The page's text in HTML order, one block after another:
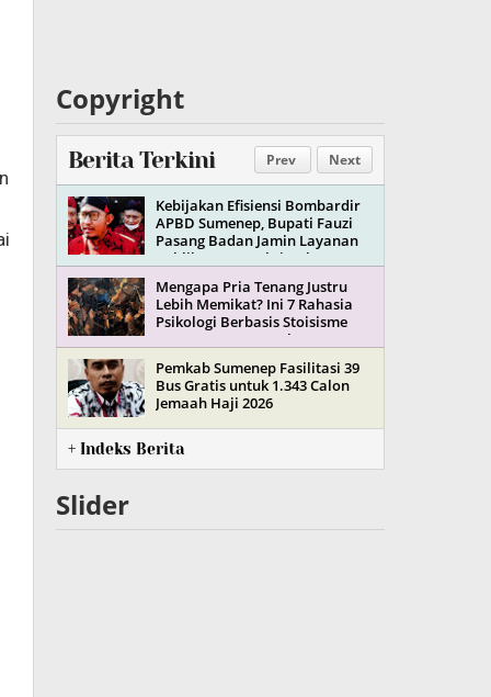
Copyright
Prev Next
Berita Terkini
Kebijakan Efisiensi Bombardir
APBD Sumenep, Bupati Fauzi
Pasang Badan Jamin Layanan
Publik Tetap Maksimal
Mengapa Pria Tenang Justru
Lebih Memikat? Ini 7 Rahasia
Psikologi Berbasis Stoisisme
yang Jarang Terungkap
Pemkab Sumenep Fasilitasi 39
Bus Gratis untuk 1.343 Calon
Jemaah Haji 2026
+ Indeks Berita
Slider